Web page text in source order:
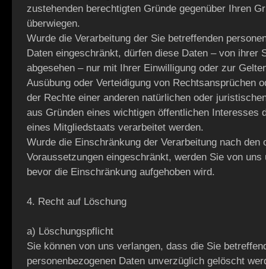
zustehenden berechtigten Gründe gegenüber Ihren
überwiegen.
Wurde die Verarbeitung der Sie betreffenden
Daten eingeschränkt, dürfen diese Daten – von ihrer
abgesehen – nur mit Ihrer Einwilligung oder zur
Ausübung oder Verteidigung von Rechtsansprüchen
der Rechte einer anderen natürlichen oder
aus Gründen eines wichtigen öffentlichen Interesses
eines Mitgliedstaats verarbeitet werden.
Wurde die Einschränkung der Verarbeitung nach den
Voraussetzungen eingeschränkt, werden Sie von uns
bevor die Einschränkung aufgehoben wird.
4. Recht auf Löschung
a) Löschungspflicht
Sie können von uns verlangen, dass die Sie
personenbezogenen Daten unverzüglich gelöscht